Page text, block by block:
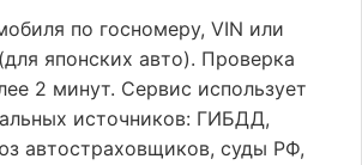
по госномеру, VIN или
японских авто). Проверка
2 минут. Сервис использует
источников: ГИБДД,
автостраховщиков, суды РФ,